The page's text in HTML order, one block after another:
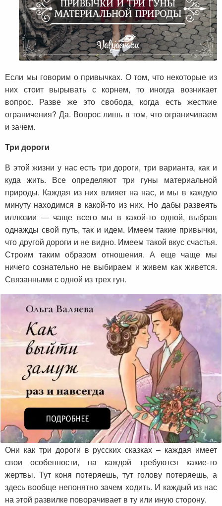
Если мы говорим о привычках. О том, что некоторые из
них стоит вырывать с корнем, то иногда возникает
вопрос. Разве же это свобода, когда есть жесткие
ограничения? Да. Вопрос лишь в том, что ограничиваем
и зачем.
Три дороги
В этой жизни у нас есть три дороги, три варианта, как и
куда жить. Все определяют три гуны материальной
природы. Каждая из них влияет на нас, и мы в каждую
минуту находимся в какой-то из них. Но дабы развеять
иллюзии — чаще всего мы в какой-то одной, выбрав
однажды свой путь, так и идем. Имеем такие привычки,
что другой дороги и не видно. Имеем такой вкус счастья.
Строим таким образом отношения. А еще чаще мы
ничего сознательно не выбираем и живем как живется.
Связанными с одной из трех гун.
Они как три дороги в русских сказках – каждая имеет
свои особенности, на каждой требуются какие-то
жертвы. Тут коня потеряешь, тут голову потеряешь, а
здесь вообще непонятно зачем ходить. И каждый из нас
на этой развилке поворачивает в ту или иную сторону.